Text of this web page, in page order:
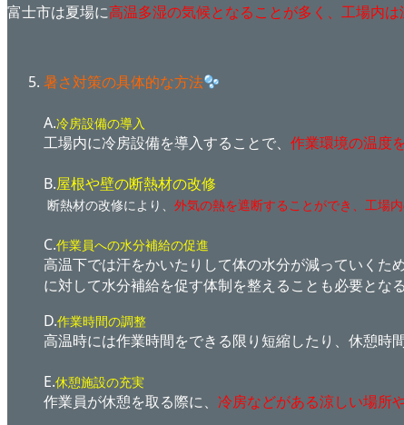
富士市は夏場に高温多湿の気候となることが多く、工場内
暑さ対策の具体的な方法
A.冷房設備の導入
工場内に冷房設備を導入することで、 作業環境の温度
B.屋根や壁の断熱材の改修
断熱材の改修により、 外気の熱を遮断することができ、工場
C.作業員への水分補給の促進
高温下では汗をかいたりして体の水分が減っていくた
に対して水分補給を促す体制を整えることも必要となる
D.作業時間の調整
高温時には作業時間をできる限り短縮したり、休憩時
E.休憩施設の充実
作業員が休憩を取る際に、 冷房などがある涼しい場所